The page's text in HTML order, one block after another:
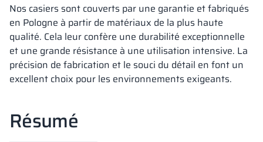
Nos casiers sont couverts par une garantie et fabriqués
en Pologne à partir de matériaux de la plus haute
qualité. Cela leur confère une durabilité exceptionnelle
et une grande résistance à une utilisation intensive. La
précision de fabrication et le souci du détail en font un
excellent choix pour les environnements exigeants.
Résumé